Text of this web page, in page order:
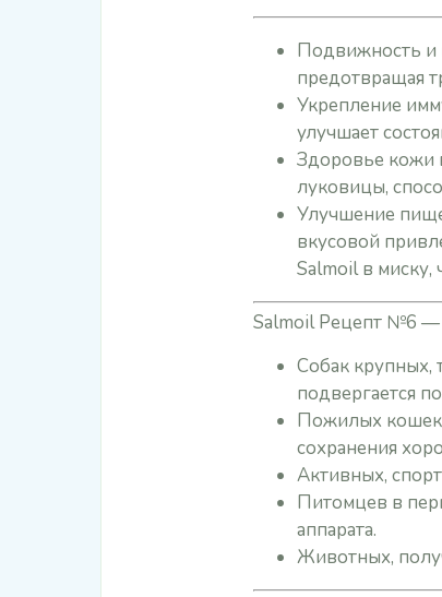
Подвижность и
предотвращая
Укрепление
улучшает
Здоровье кожи
луковицы,
Улучшение
вкусовой
Salmoil в миску,
Salmoil Рецепт №6 —
Собак крупных,
подвергается
Пожилых кошек
сохранения
Активных,
Питомцев в
аппарата.
Животных,